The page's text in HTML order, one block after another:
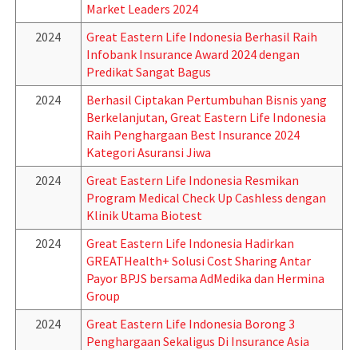
Market Leaders 2024
2024
Great Eastern Life Indonesia Berhasil Raih
Infobank Insurance Award 2024 dengan
Predikat Sangat Bagus
2024
Berhasil Ciptakan Pertumbuhan Bisnis yang
Berkelanjutan, Great Eastern Life Indonesia
Raih Penghargaan Best Insurance 2024
Kategori Asuransi Jiwa
2024
Great Eastern Life Indonesia Resmikan
Program Medical Check Up Cashless dengan
Klinik Utama Biotest
2024
Great Eastern Life Indonesia Hadirkan
GREATHealth+ Solusi Cost Sharing Antar
Payor BPJS bersama AdMedika dan Hermina
Group
2024
Great Eastern Life Indonesia Borong 3
Penghargaan Sekaligus Di Insurance Asia